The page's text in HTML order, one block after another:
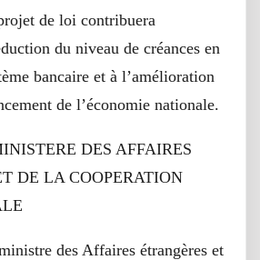
de loi contribuera
du niveau de créances en
bancaire et à l’amélioration
de l’économie nationale.
DES AFFAIRES
DE LA COOPERATION
des Affaires étrangères et